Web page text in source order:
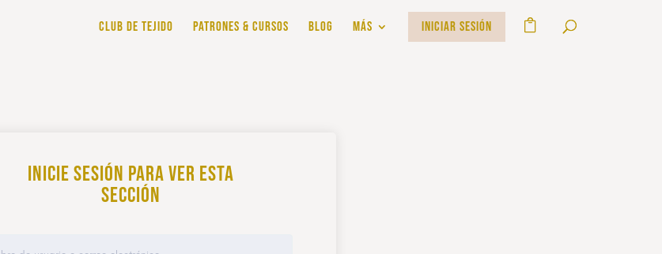
CLUB DE TEJIDO PATRONES & CURSOS BLOG MÁS INICIAR SESIÓN
Inicie sesión para ver esta
sección